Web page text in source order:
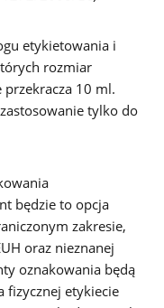
etykietowania i
rozmiar
10 ml.
tylko do
będzie to opcja
zakresie,
oraz nieznanej
oznakowania będą
fizycznej etykiecie